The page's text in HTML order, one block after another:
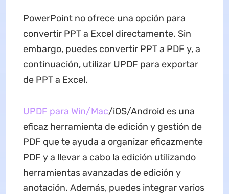
PowerPoint no ofrece una opción para
convertir PPT a Excel directamente. Sin
embargo, puedes convertir PPT a PDF y, a
continuación, utilizar UPDF para exportar
de PPT a Excel.
UPDF para Win/Mac/iOS/Android es una
eficaz herramienta de edición y gestión de
PDF que te ayuda a organizar eficazmente
PDF y a llevar a cabo la edición utilizando
herramientas avanzadas de edición y
anotación. Además, puedes integrar varios